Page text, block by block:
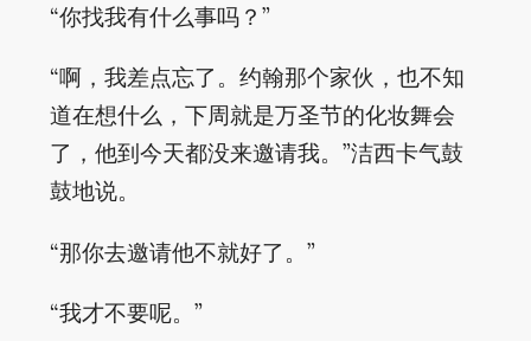
“你找我有什么事吗？”
“啊，我差点忘了。约翰那个家伙，也不知
道在想什么，下周就是万圣节的化妆舞会
了，他到今天都没来邀请我。”洁西卡气鼓
鼓地说。
“那你去邀请他不就好了。”
“我才不要呢。”